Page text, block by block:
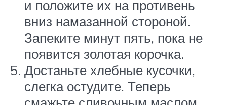
и положите их на противень
вниз намазанной стороной.
Запеките минут пять, пока не
появится золотая корочка.
Достаньте хлебные кусочки,
слегка остудите. Теперь